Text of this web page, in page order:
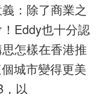
：除了商業之
Eddy也十分認
怎樣在香港推
城市變得更美
以